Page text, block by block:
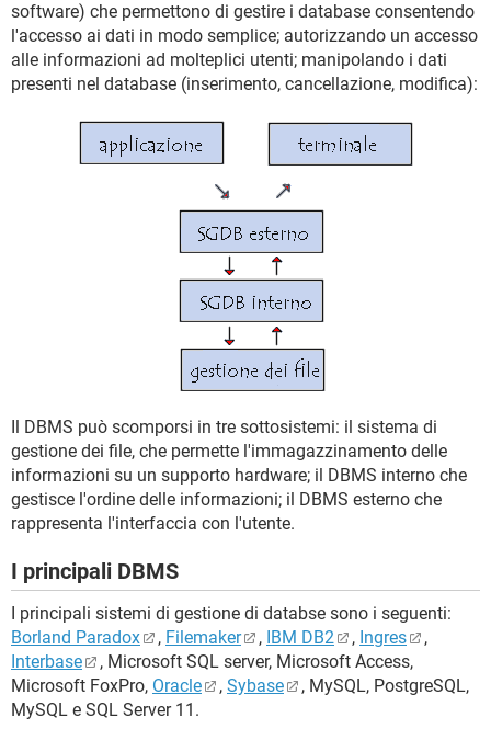
software) che permettono di gestire i database consentendo
l'accesso ai dati in modo semplice; autorizzando un accesso
alle informazioni ad molteplici utenti; manipolando i dati
presenti nel database (inserimento, cancellazione, modifica):
Il DBMS può scomporsi in tre sottosistemi: il sistema di
gestione dei file, che permette l'immagazzinamento delle
informazioni su un supporto hardware; il DBMS interno che
gestisce l'ordine delle informazioni; il DBMS esterno che
rappresenta l'interfaccia con l'utente.
I principali DBMS
I principali sistemi di gestione di databse sono i seguenti:
Borland Paradox
, Filemaker , IBM DB2 , Ingres
,
Interbase
, Microsoft SQL server, Microsoft Access,
Microsoft FoxPro, Oracle , Sybase
, MySQL, PostgreSQL,
MySQL e SQL Server 11.